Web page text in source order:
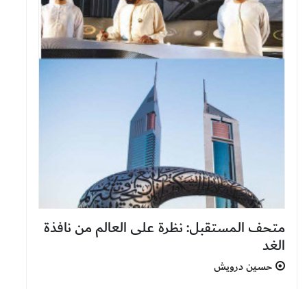
متحف المستقبل: نظرة على العالم من نافذة
الغد
حسين درويش